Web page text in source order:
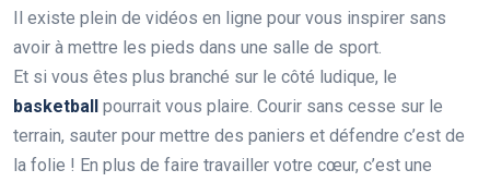
Il existe plein de vidéos en ligne pour vous inspirer sans
avoir à mettre les pieds dans une salle de sport.
Et si vous êtes plus branché sur le côté ludique, le
basketball pourrait vous plaire. Courir sans cesse sur le
terrain, sauter pour mettre des paniers et défendre c’est de
la folie ! En plus de faire travailler votre cœur, c’est une